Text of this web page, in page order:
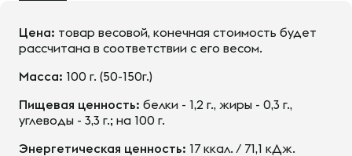
Цена: товар весовой, конечная стоимость будет
рассчитана в соответствии с его весом.
Масса: 100 г. (50-150г.)
Пищевая ценность: белки - 1,2 г., жиры - 0,3 г.,
углеводы - 3,3 г.; на 100 г.
Энергетическая ценность: 17 ккал. / 71,1 кДж.